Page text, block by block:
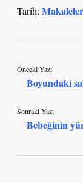
Tarih: Makaleler
Önceki Yazı
Boyundaki
Sonraki Yazı
Bebeğinin